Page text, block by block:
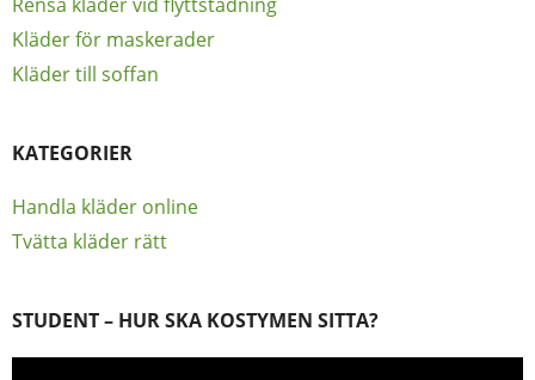
Rensa kläder vid flyttstädning
Kläder för maskerader
Kläder till soffan
KATEGORIER
Handla kläder online
Tvätta kläder rätt
STUDENT – HUR SKA KOSTYMEN SITTA?